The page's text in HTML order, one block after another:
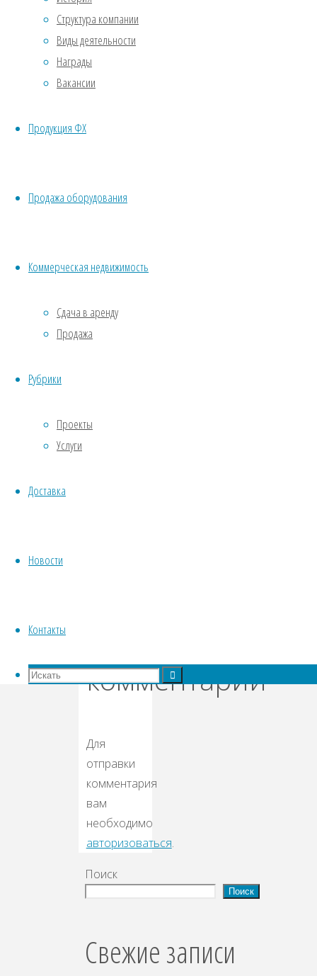
Структура компании
Виды деятельности
Награды
Вакансии
Продукция ФХ
Продажа оборудования
Коммерческая недвижимость
Сдача в аренду
Продажа
Рубрики
Проекты
Услуги
Доставка
Новости
Контакты
Искать: Искать
подземная
автостоянка
—
—
консьержа,
—
— 10
комментарий
Для
отправки
комментария
вам
необходимо
авторизоваться.
Поиск
Поиск
Свежие записи